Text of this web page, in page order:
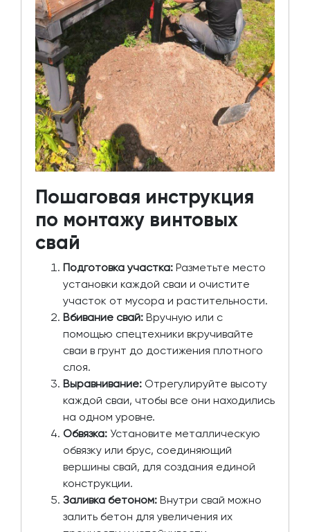
Пошаговая инструкция
по монтажу винтовых
свай
Подготовка участка: Разметьте место
установки каждой сваи и очистите
участок от мусора и растительности.
Вбивание свай: Вручную или с
помощью спецтехники вкручивайте
сваи в грунт до достижения плотного
слоя.
Выравнивание: Отрегулируйте высоту
каждой сваи, чтобы все они находились
на одном уровне.
Обвязка: Установите металлическую
обвязку или брус, соединяющий
вершины свай, для создания единой
конструкции.
Заливка бетоном: Внутри свай можно
залить бетон для увеличения их